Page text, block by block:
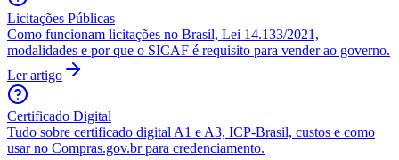
Licitações Públicas
Como funcionam licitações no Brasil, Lei 14.133/2021,
modalidades e por que o SICAF é requisito para vender ao governo.
Ler artigo
Certificado Digital
Tudo sobre certificado digital A1 e A3, ICP-Brasil, custos e como
usar no Compras.gov.br para credenciamento.